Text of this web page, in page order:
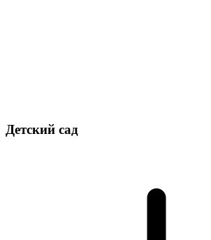
Детский сад